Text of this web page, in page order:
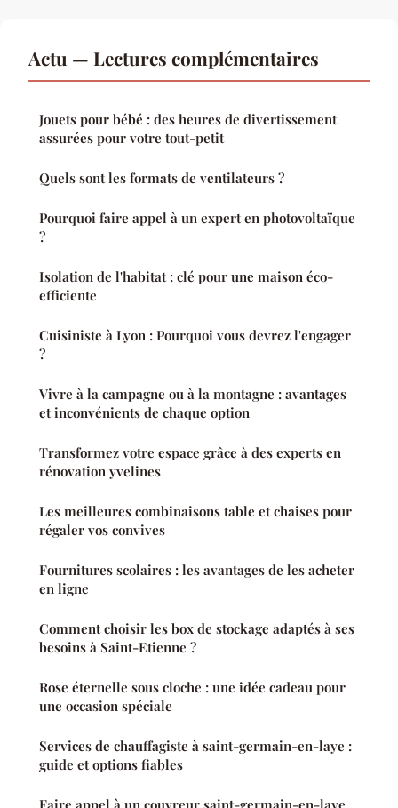
Actu — Lectures complémentaires
Jouets pour bébé : des heures de divertissement
assurées pour votre tout-petit
Quels sont les formats de ventilateurs ?
Pourquoi faire appel à un expert en photovoltaïque
?
Isolation de l'habitat : clé pour une maison éco-
efficiente
Cuisiniste à Lyon : Pourquoi vous devrez l'engager
?
Vivre à la campagne ou à la montagne : avantages
et inconvénients de chaque option
Transformez votre espace grâce à des experts en
rénovation yvelines
Les meilleures combinaisons table et chaises pour
régaler vos convives
Fournitures scolaires : les avantages de les acheter
en ligne
Comment choisir les box de stockage adaptés à ses
besoins à Saint-Etienne ?
Rose éternelle sous cloche : une idée cadeau pour
une occasion spéciale
Services de chauffagiste à saint-germain-en-laye :
guide et options fiables
Faire appel à un couvreur saint-germain-en-laye